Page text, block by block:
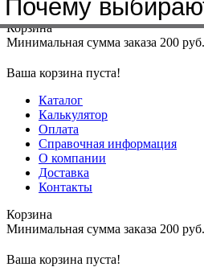
Меню+7(4912)50-37-50
Корзина
Минимальная сумма заказа 200 руб.
Ваша корзина пуста!
Каталог
Калькулятор
Оплата
Справочная информация
О компании
Доставка
Контакты
Корзина
Минимальная сумма заказа 200 руб.
Ваша корзина пуста!
Почему